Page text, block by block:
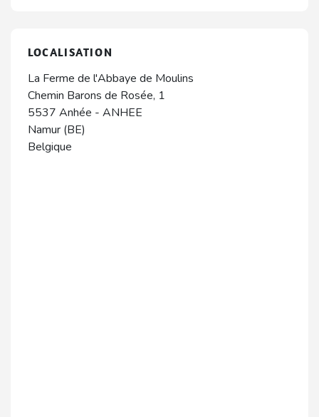
LOCALISATION
La Ferme de l'Abbaye de Moulins
Chemin Barons de Rosée, 1
5537 Anhée - ANHEE
Namur (BE)
Belgique